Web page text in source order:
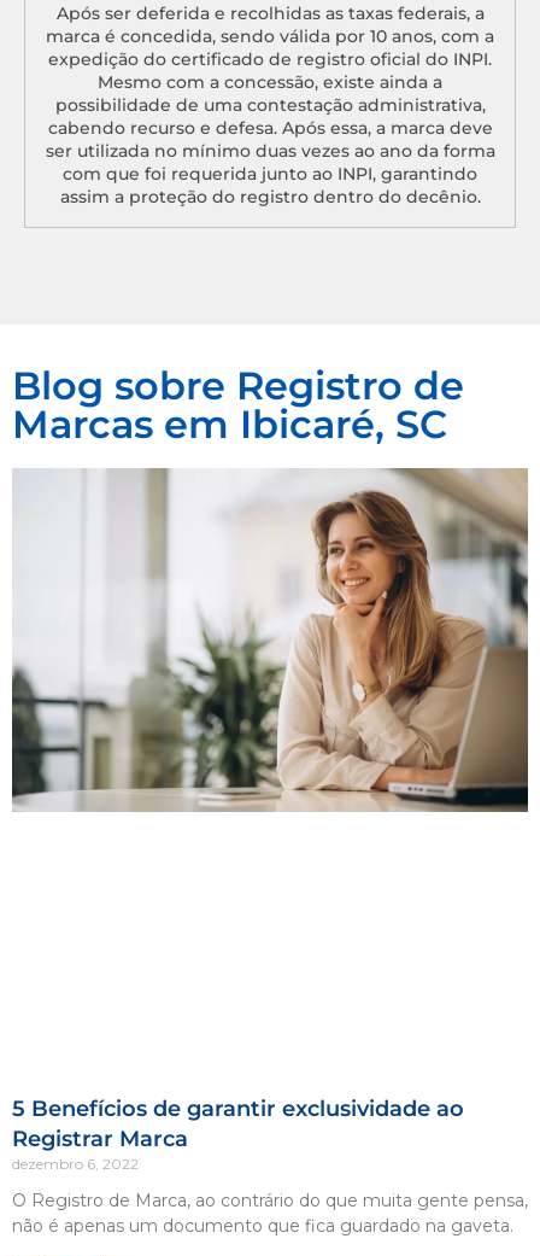
Após ser deferida e recolhidas as taxas federais, a
marca é concedida, sendo válida por 10 anos, com a
expedição do certificado de registro oficial do INPI.
Mesmo com a concessão, existe ainda a
possibilidade de uma contestação administrativa,
cabendo recurso e defesa. Após essa, a marca deve
ser utilizada no mínimo duas vezes ao ano da forma
com que foi requerida junto ao INPI, garantindo
assim a proteção do registro dentro do decênio.
Blog sobre Registro de
Marcas em Ibicaré, SC
5 Benefícios de garantir exclusividade ao
Registrar Marca
dezembro 6, 2022
O Registro de Marca, ao contrário do que muita gente pensa,
não é apenas um documento que fica guardado na gaveta.